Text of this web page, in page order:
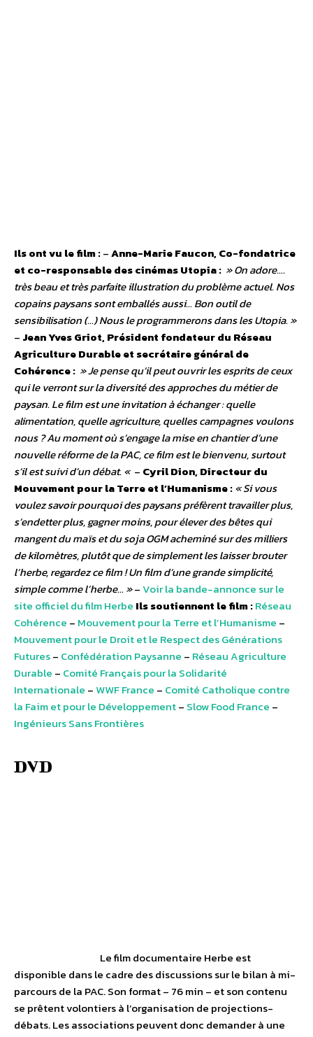
Ils ont vu le film :–Anne-Marie Faucon, Co-fondatrice
et co-responsable des cinémas Utopia : » On adore….
très beau et très parfaite illustration du problème actuel. Nos
copains paysans sont emballés aussi… Bon outil de
sensibilisation (…) Nous le programmerons dans les Utopia. »
– Jean Yves Griot, Président fondateur du Réseau
Agriculture Durable et secrétaire général de
Cohérence : » Je pense qu’il peut ouvrir les esprits de ceux
qui le verront sur la diversité des approches du métier de
paysan. Le film est une invitation à échanger : quelle
alimentation, quelle agriculture, quelles campagnes voulons
nous ? Au moment où s’engage la mise en chantier d’une
nouvelle réforme de la PAC, ce film est le bienvenu, surtout
s’il est suivi d’un débat. « – Cyril Dion, Directeur du
Mouvement pour la Terre et l’Humanisme :« Si vous
voulez savoir pourquoi des paysans préfèrent travailler plus,
s’endetter plus, gagner moins, pour élever des bêtes qui
mangent du maïs et du soja OGM acheminé sur des milliers
de kilomètres, plutôt que de simplement les laisser brouter
l’herbe, regardez ce film ! Un film d’une grande simplicité,
simple comme l’herbe… »–Voir la bande-annonce sur le
site officiel du film Herbe Ils soutiennent le film :Réseau
Cohérence – Mouvement pour la Terre et l’Humanisme –
Mouvement pour le Droit et le Respect des Générations
Futures– Confédération Paysanne – Réseau Agriculture
Durable – Comité Français pour la Solidarité
Internationale – WWF France – Comité Catholique contre
la Faim et pour le Développement– Slow Food France –
Ingénieurs Sans Frontières
DVD
Le film documentaire Herbe est
disponible dans le cadre des discussions sur le bilan à mi-
parcours de la PAC. Son format – 76 min – et son contenu
se prêtent volontiers à l’organisation de projections-
débats. Les associations peuvent donc demander à une